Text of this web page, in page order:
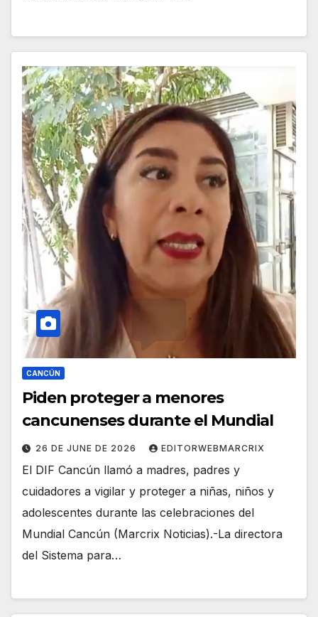
CANCÚN
Piden proteger a menores
cancunenses durante el Mundial
26 DE JUNE DE 2026 EDITORWEBMARCRIX
El DIF Cancún llamó a madres, padres y
cuidadores a vigilar y proteger a niñas, niños y
adolescentes durante las celebraciones del
Mundial Cancún (Marcrix Noticias).-La directora
del Sistema para…